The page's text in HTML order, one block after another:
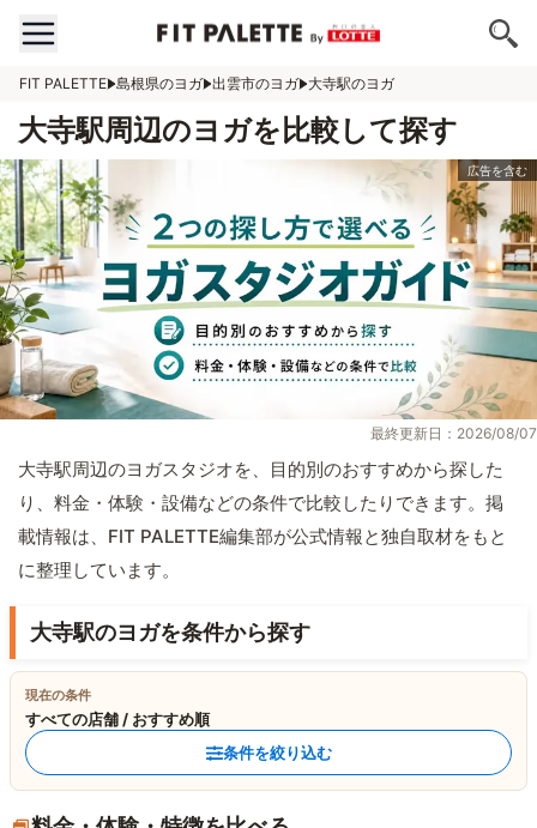
FIT PALETTE 島根県のヨガ 出雲市のヨガ 大寺駅のヨガ
大寺駅周辺のヨガを比較して探す
最終更新日：2026/08/07
大寺駅周辺のヨガスタジオを、目的別のおすすめから探した
り、料金・体験・設備などの条件で比較したりできます。掲
載情報は、FIT PALETTE編集部が公式情報と独自取材をもと
に整理しています。
大寺駅のヨガを条件から探す
現在の条件
すべての店舗 / おすすめ順
条件を絞り込む